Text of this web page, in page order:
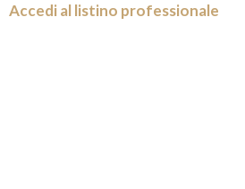
Accedi al listino professionale